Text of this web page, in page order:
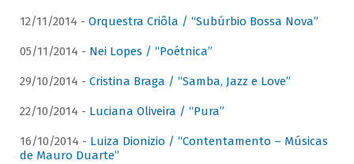
12/11/2014 - Orquestra Criôla / “Subúrbio Bossa Nova”
05/11/2014 - Nei Lopes / “Poétnica”
29/10/2014 - Cristina Braga / “Samba, Jazz e Love”
22/10/2014 - Luciana Oliveira / “Pura”
16/10/2014 - Luiza Dionizio / “Contentamento – Músicas
de Mauro Duarte”